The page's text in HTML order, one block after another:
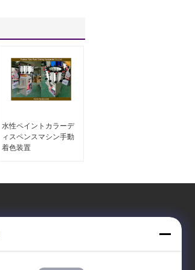
水性ペイントカラーデ
ィスペンスマシン手動
着色装置